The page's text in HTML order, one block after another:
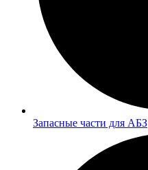
Запасные части для АБЗ